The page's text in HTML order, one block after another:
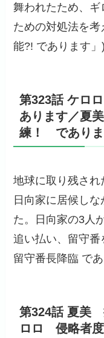
舞われたため、
ための対処法を
能?! であります」)
第323話 ケロ
あります／夏
練！ であり
地球に取り残され
日向家に居候し
た。日向家の3人
追い払い、留守
留守番長降臨 で
第324話 夏美
ロロ 侵略者